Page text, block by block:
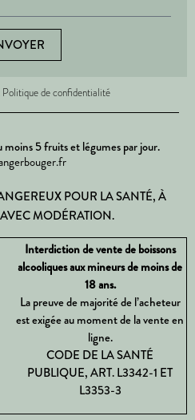
de confidentialité
moins 5 fruits et légumes par jour.
POUR LA SANTÉ, À
MODÉRATION.
Interdiction de vente de boissons
alcooliques aux mineurs de moins de
18 ans.
La preuve de majorité de l’acheteur
est exigée au moment de la vente en
ligne.
CODE DE LA SANTÉ
PUBLIQUE, ART. L3342-1 ET
L3353-3